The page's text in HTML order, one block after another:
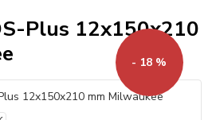
Plus 12x150x210
- 18 %